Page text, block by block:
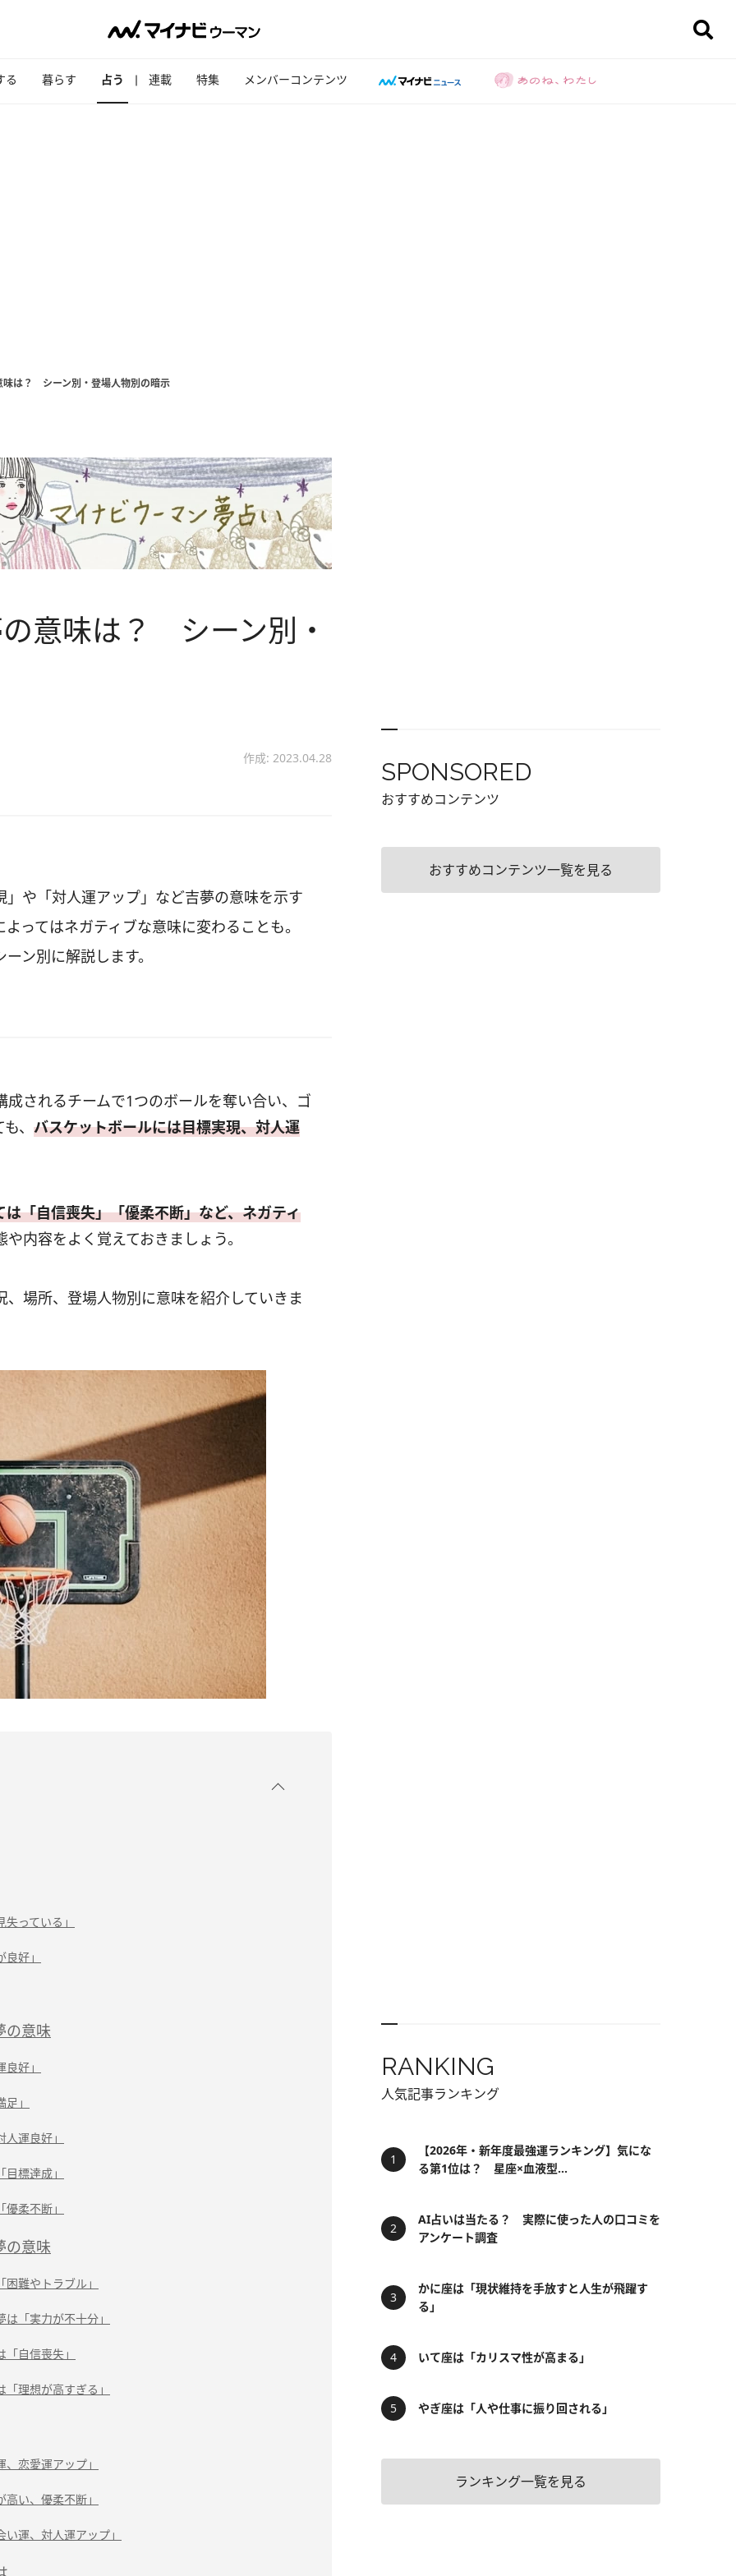
る 暮らす 占う 連載 特集 メンバーコンテンツ
味は？ シーン別・登場人物別の暗示
意味は？ シーン別・
作成: 2023.04.28
や「対人運アップ」など吉夢の意味を示す
ってはネガティブな意味に変わることも。
ン別に解説します。
されるチームで1つのボールを奪い合い、ゴ
、 バスケットボールには目標実現、対人運
「自信喪失」「優柔不断」など、ネガティ
内容をよく覚えておきましょう。
場所、登場人物別に意味を紹介していきま
っている」
好」
の意味
好」
」
運良好」
標達成」
柔不断」
の意味
難やトラブル」
「実力が不十分」
自信喪失」
理想が高すぎる」
恋愛運アップ」
い、優柔不断」
運、対人運アップ」
SPONSORED
おすすめコンテンツ
おすすめコンテンツ一覧を見る
RANKING
人気記事ランキング
【2026年・新年度最強運ランキング】気にな
る第1位は？ 星座×血液型...
AI占いは当たる？ 実際に使った人の口コミを
アンケート調査
かに座は「現状維持を手放すと人生が飛躍す
る」
いて座は「カリスマ性が高まる」
やぎ座は「人や仕事に振り回される」
ランキング一覧を見る